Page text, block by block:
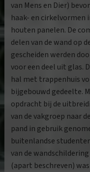
van Mens en Dier)
haak- en
houten panelen. De
delen van de wand op
gescheiden werden
voor een deel uit glas.
hal met trappenhuis
bijgebouwd gedeelte.
opdracht bij de
van de vakgroep naar
pand in gebruik
buitenlandse
van de
(apart beschreven)